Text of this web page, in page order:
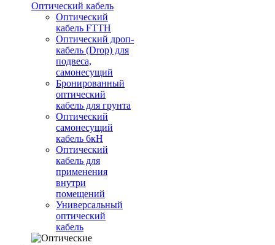
Оптический кабель
Оптический
кабель FTTH
Оптический дроп-
кабель (Drop) для
подвеса,
самонесущий
Бронированный
оптический
кабель для грунта
Оптический
самонесущий
кабель 6кН
Оптический
кабель для
применения
внутри
помещений
Универсальный
оптический
кабель